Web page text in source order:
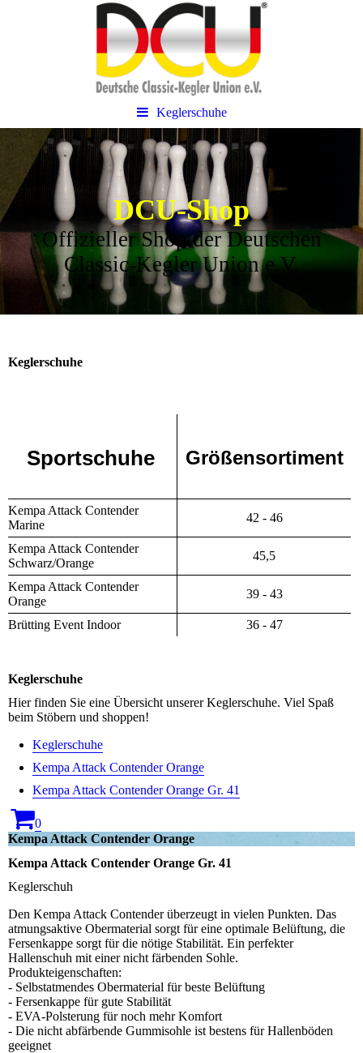
Keglerschuhe
DCU-Shop
Offizieller Shop der Deutschen
Classic-Kegler Union e.V.
Keglerschuhe
Sportschuhe Größensortiment
Kempa Attack Contender
Marine
42 - 46
Kempa Attack Contender
Schwarz/Orange
45,5
Kempa Attack Contender
Orange
39 - 43
Brütting Event Indoor 36 - 47
Keglerschuhe
Hier finden Sie eine Übersicht unserer Keglerschuhe. Viel Spaß
beim Stöbern und shoppen!
Keglerschuhe
Kempa Attack Contender Orange
Kempa Attack Contender Orange Gr. 41
0
Kempa Attack Contender Orange
Kempa Attack Contender Orange Gr. 41
Keglerschuh
Den Kempa Attack Contender überzeugt in vielen Punkten. Das
atmungsaktive Obermaterial sorgt für eine optimale Belüftung, die
Fersenkappe sorgt für die nötige Stabilität. Ein perfekter
Hallenschuh mit einer nicht färbenden Sohle.
Produkteigenschaften:
- Selbstatmendes Obermaterial für beste Belüftung
- Fersenkappe für gute Stabilität
- EVA-Polsterung für noch mehr Komfort
- Die nicht abfärbende Gummisohle ist bestens für Hallenböden
geeignet